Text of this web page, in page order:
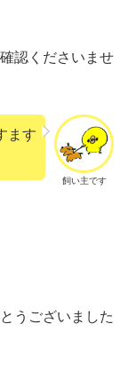
認くださいませ
飼い主です
ます
うございました